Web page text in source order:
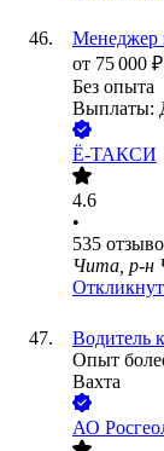
Менеджер
от 75 000 ₽
Без опыта
Выплаты:
Ё-ТАКСИ
4.6
•
535
Чита, р-н
Водитель
Опыт
Вахта
АО